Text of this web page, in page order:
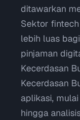
ditawarkan
Sektor fintech
lebih luas
pinjaman
Kecerdasan
Kecerdasan
aplikasi,
hingga